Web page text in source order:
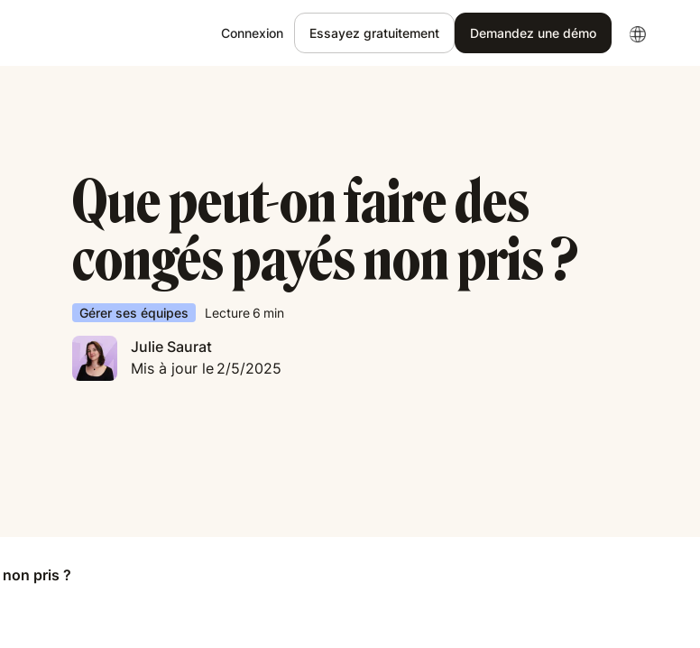
Connexion Essayez gratuitement Demandez une démo
Que peut-on faire des
congés payés non pris ?
Gérer ses équipes Lecture 6 min
Julie Saurat
Mis à jour le 2/5/2025
pris ?